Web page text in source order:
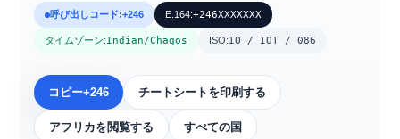
呼び出しコード:+246 E.164:+246XXXXXXX
タイムゾーン:Indian/Chagos ISO:IO / IOT / 086
コピー+246 チートシートを印刷する
アフリカを閲覧する すべての国